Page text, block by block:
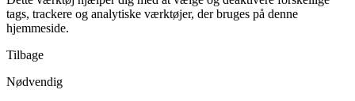
tags, trackere og analytiske værktøjer, der bruges på denne
hjemmeside.
Tilbage
Nødvendig